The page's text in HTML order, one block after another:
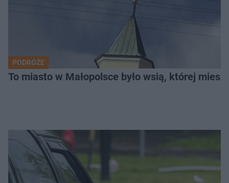
PODRÓŻE
To miasto w Małopolsce było wsią, której